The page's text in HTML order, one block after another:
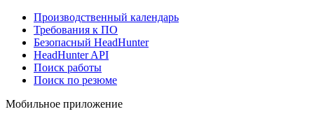
Производственный календарь
Требования к ПО
Безопасный HeadHunter
HeadHunter API
Поиск работы
Поиск по резюме
Мобильное приложение